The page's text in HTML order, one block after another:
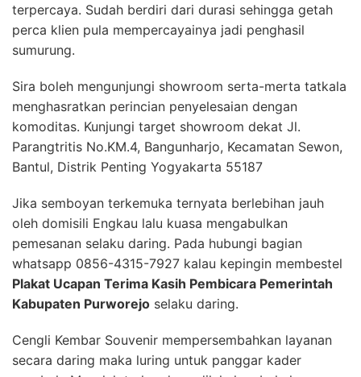
terpercaya. Sudah berdiri dari durasi sehingga getah
perca klien pula mempercayainya jadi penghasil
sumurung.
Sira boleh mengunjungi showroom serta-merta tatkala
menghasratkan perincian penyelesaian dengan
komoditas. Kunjungi target showroom dekat Jl.
Parangtritis No.KM.4, Bangunharjo, Kecamatan Sewon,
Bantul, Distrik Penting Yogyakarta 55187
Jika semboyan terkemuka ternyata berlebihan jauh
oleh domisili Engkau lalu kuasa mengabulkan
pemesanan selaku daring. Pada hubungi bagian
whatsapp 0856-4315-7927 kalau kepingin membestel
Plakat Ucapan Terima Kasih Pembicara Pemerintah
Kabupaten Purworejo selaku daring.
Cengli Kembar Souvenir mempersembahkan layanan
secara daring maka luring untuk panggar kader